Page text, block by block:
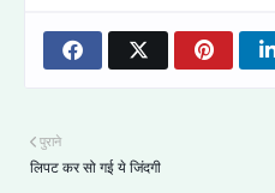
पुराने
लिपट कर सो गई ये जिंदगी